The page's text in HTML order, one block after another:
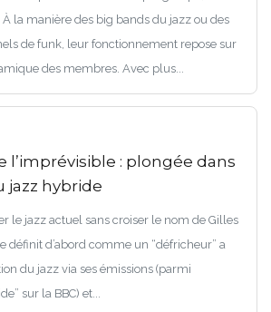
la manière des big bands du jazz ou des
de funk, leur fonctionnement repose sur
des membres. Avec plus...
l’imprévisible : plongée dans
jazz hybride
le jazz actuel sans croiser le nom de Gilles
définit d’abord comme un “défricheur” a
du jazz via ses émissions (parmi
sur la BBC) et...